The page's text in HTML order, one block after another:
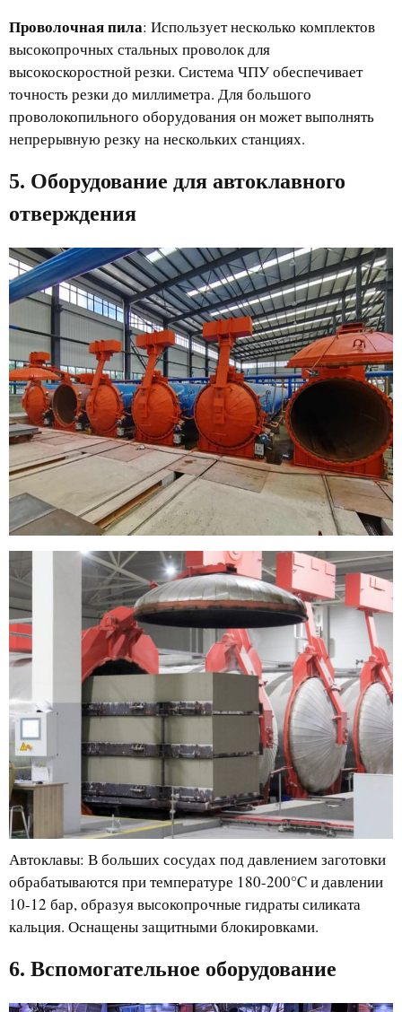
Проволочная пила: Использует несколько комплектов
высокопрочных стальных проволок для
высокоскоростной резки. Система ЧПУ обеспечивает
точность резки до миллиметра. Для большого
проволокопильного оборудования он может выполнять
непрерывную резку на нескольких станциях.
5. Оборудование для автоклавного
отверждения
Автоклавы: В больших сосудах под давлением заготовки
обрабатываются при температуре 180-200°C и давлении
10-12 бар, образуя высокопрочные гидраты силиката
кальция. Оснащены защитными блокировками.
6. Вспомогательное оборудование